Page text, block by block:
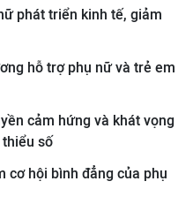
phát triển kinh tế, giảm
hỗ trợ phụ nữ và trẻ em
cảm hứng và khát vọng
số
cơ hội bình đẳng của phụ